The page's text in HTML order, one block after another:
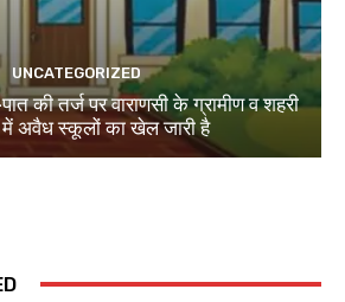
UNCATEGORIZED
की तर्ज पर वाराणसी के ग्रामीण व शहरी
में अवैध स्कूलों का खेल जारी है